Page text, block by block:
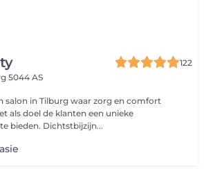
122
5044 AS
salon in Tilburg waar zorg en comfort
als doel de klanten een unieke
bieden. Dichtstbijzijn...